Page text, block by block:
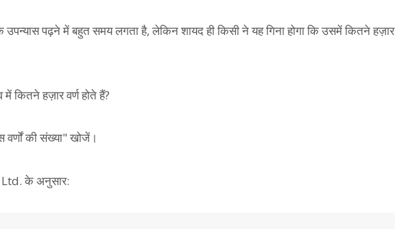
उपन्यास पढ़ने में बहुत समय लगता है, लेकिन शायद ही किसी ने यह गिना होगा कि उसमें कितने हज़ार
कितने हज़ार वर्ण होते हैं?
की संख्या" खोजें।
के अनुसार: